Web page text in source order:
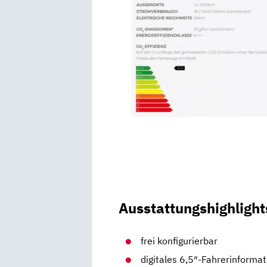
frei konfigurierbar
digitales 6,5″-